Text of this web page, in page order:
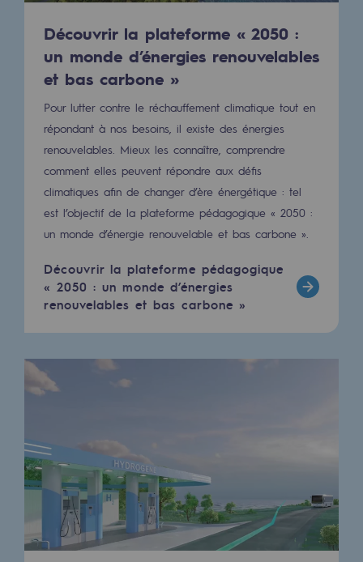
Hydrogène
Hydrogène : Enjeux et opportunités
Production d'hydrogène
Transport d'hydrogène
Stockage d'hydrogène
Projet HySoW
Projet H2med
Appel à Manifestation d'Intérêt H2 et
Stratégie & Innovation
Notre stratégie d’innovation
Objectif Recherche & Innovation :
Objectif Recherche & Innovation :
Objectif Recherche & Innovation :
Découvrir la plateforme « 2050 :
un monde d’énergies renouvelables
et bas carbone »
Pour lutter contre le réchauffement climatique tout en
répondant à nos besoins, il existe des énergies
renouvelables. Mieux les connaître, comprendre
comment elles peuvent répondre aux défis
climatiques afin de changer d’ère énergétique : tel
est l’objectif de la plateforme pédagogique « 2050 :
un monde d’énergie renouvelable et bas carbone ».
Découvrir la plateforme pédagogique
« 2050 : un monde d’énergies
renouvelables et bas carbone »